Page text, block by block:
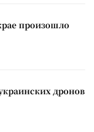
произошло
дронов